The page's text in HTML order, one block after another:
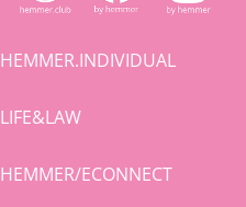
HEMMER.INDIVIDUAL
LIFE&LAW
HEMMER/ECONNECT